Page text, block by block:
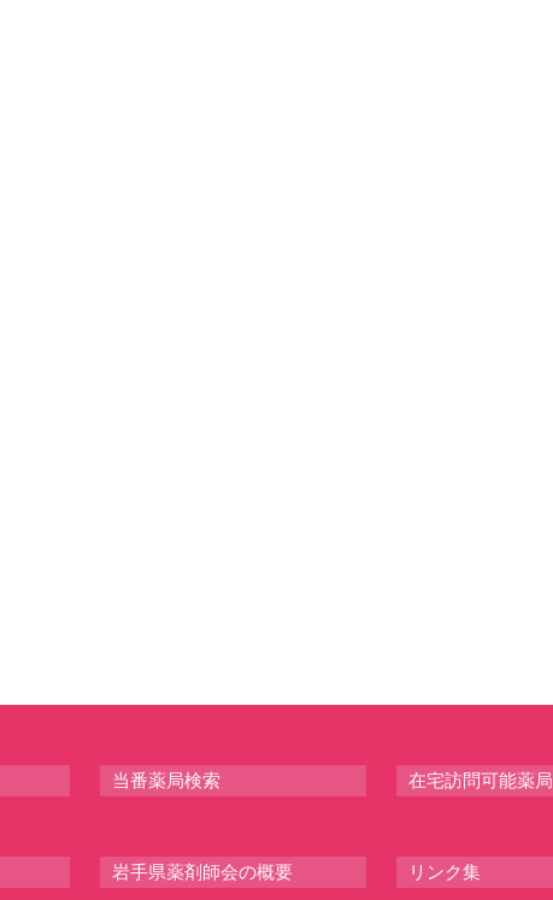
当番薬局検索
岩手県薬剤師会の概要
在宅訪問可能薬局
リンク集